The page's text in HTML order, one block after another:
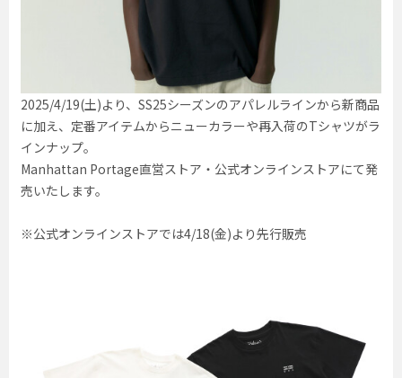
2025/4/19(土)より、SS25シーズンのアパレルラインから新商品
に加え、定番アイテムからニューカラーや再入荷のTシャツがラ
インナップ。
Manhattan Portage直営ストア・公式オンラインストアにて発
売いたします。
※公式オンラインストアでは4/18(金)より先行販売